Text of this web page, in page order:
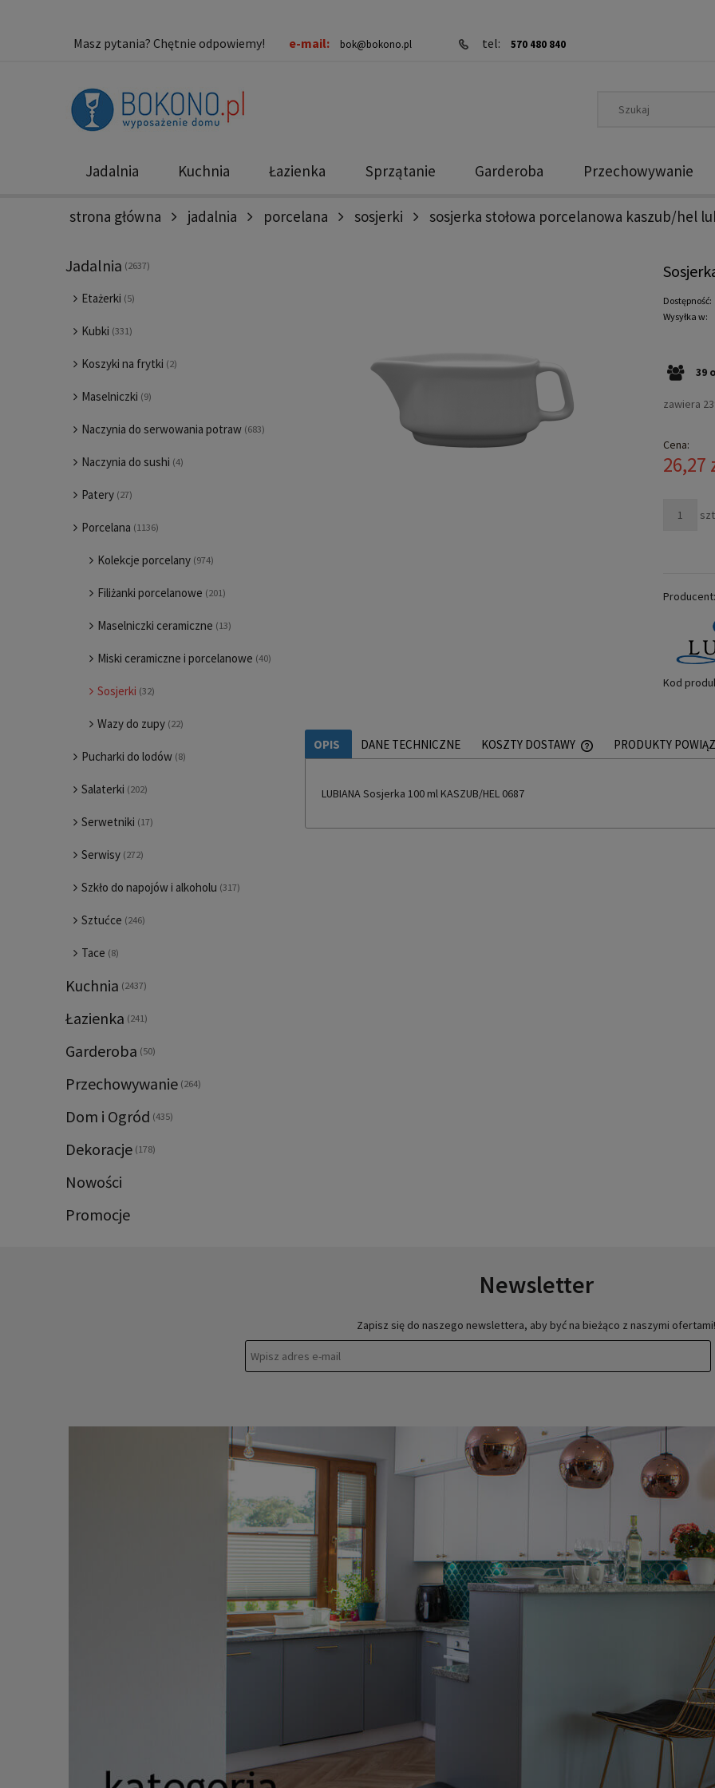
Masz pytania? Chętnie odpowiemy! e-mail: bok@bokono.pl tel: 570 480 840
Jadalnia Kuchnia Łazienka Sprzątanie Garderoba Przechowywanie
Nowości Promocje
strona główna jadalnia porcelana sosjerki sosjerka stołowa porcelanowa kaszub/hel
Jadalnia (2637)
Etażerki (5)
Kubki (331)
Koszyki na frytki (2)
Maselniczki (9)
Naczynia do serwowania potraw (683)
Naczynia do sushi (4)
Patery (27)
Porcelana (1136)
Kolekcje porcelany (974)
Filiżanki porcelanowe (201)
Maselniczki ceramiczne (13)
Miski ceramiczne i porcelanowe (40)
Sosjerki (32)
Wazy do zupy (22)
Pucharki do lodów (8)
Salaterki (202)
Serwetniki (17)
Serwisy (272)
Szkło do napojów i alkoholu (317)
Sztućce (246)
Tace (8)
Kuchnia (2437)
Łazienka (241)
Garderoba (50)
Przechowywanie (264)
Dom i Ogród (435)
Dekoracje (178)
Nowości
Promocje
Dostępność:
Wysyłka w:
39
zawiera
Cena:
26,27
Producent:
Kod
OPIS DANE TECHNICZNE KOSZTY DOSTAWY PRODUKTY
LUBIANA Sosjerka 100 ml KASZUB/HEL 0687
Newsletter
Zapisz się do naszego newslettera, aby być na bieżąco z naszymi ofertami!